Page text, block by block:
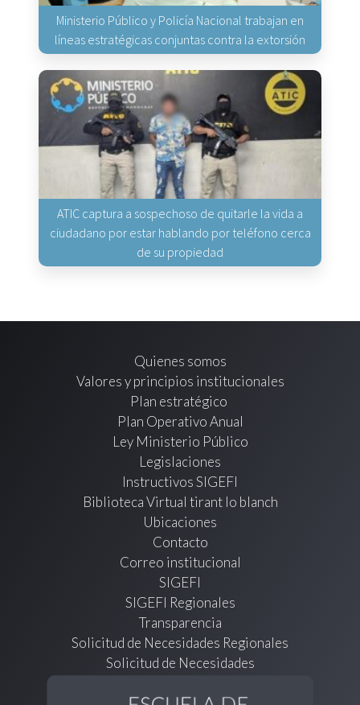
Ministerio Público y Policía Nacional trabajan en
líneas estratégicas conjuntas contra la extorsión
ATIC captura a sospechoso de quitarle la vida a
ciudadano por estar hablando por teléfono cerca
de su propiedad
Quienes somos
Valores y principios institucionales
Plan estratégico
Plan Operativo Anual
Ley Ministerio Público
Legislaciones
Instructivos SIGEFI
Biblioteca Virtual tirant lo blanch
Ubicaciones
Contacto
Correo institucional
SIGEFI
SIGEFI Regionales
Transparencia
Solicitud de Necesidades Regionales
Solicitud de Necesidades